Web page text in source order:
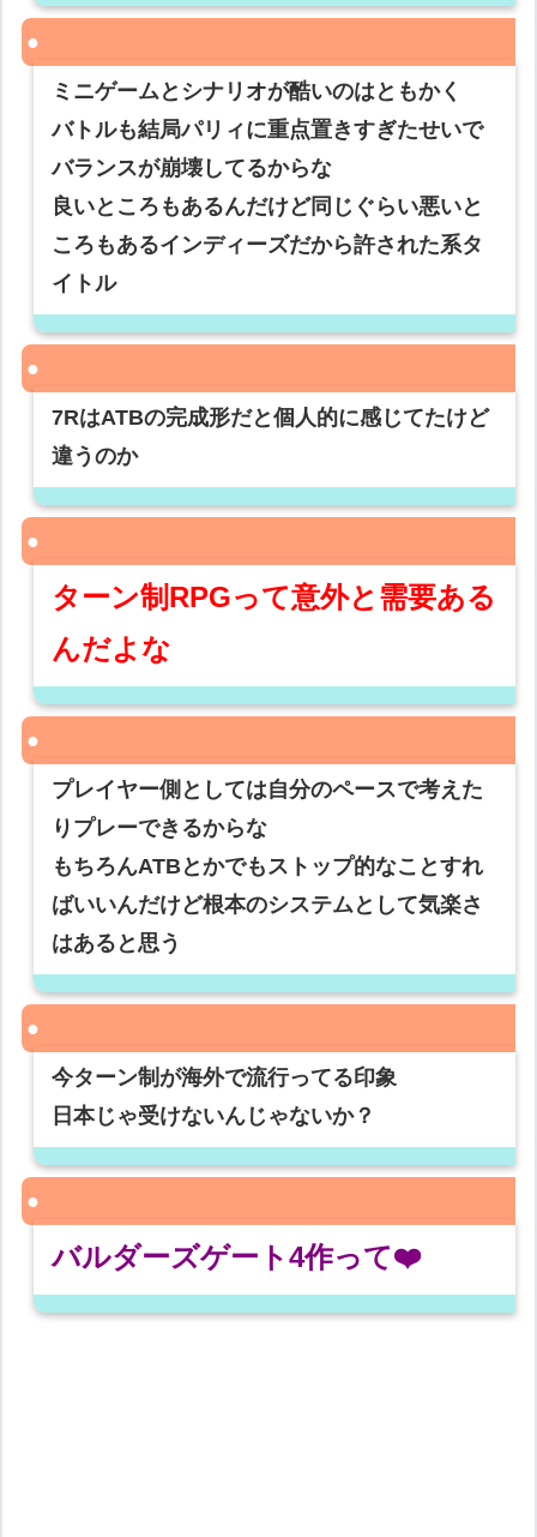
ミニゲームとシナリオが酷いのはともかく
バトルも結局パリィに重点置きすぎたせいで
バランスが崩壊してるからな
良いところもあるんだけど同じぐらい悪いと
ころもあるインディーズだから許された系タ
イトル
7RはATBの完成形だと個人的に感じてたけど
違うのか
ターン制RPGって意外と需要ある
んだよな
プレイヤー側としては自分のペースで考えた
りプレーできるからな
もちろんATBとかでもストップ的なことすれ
ばいいんだけど根本のシステムとして気楽さ
はあると思う
今ターン制が海外で流行ってる印象
日本じゃ受けないんじゃないか？
バルダーズゲート4作って❤️